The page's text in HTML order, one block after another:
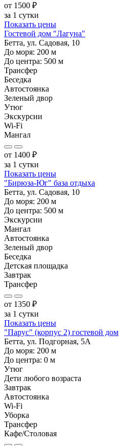
от 1500 ₽
за 1 сутки
Показать цены
Гостевой дом "Лагуна"
Бетта, ул. Садовая, 10
До моря: 200 м
До центра: 500 м
Трансфер
Беседка
Автостоянка
Зеленый двор
Утюг
Экскурсии
Wi-Fi
Мангал
от 1400 ₽
за 1 сутки
Показать цены
"Бирюза-Юг" база отдыха
Бетта, ул. Садовая, 10
До моря: 200 м
До центра: 500 м
Экскурсии
Мангал
Автостоянка
Зеленый двор
Беседка
Детская площадка
Завтрак
Трансфер
от 1350 ₽
за 1 сутки
Показать цены
"Парус" (корпус 2) гостевой дом
Бетта, ул. Подгорная, 5А
До моря: 200 м
До центра: 0 м
Утюг
Дети любого возраста
Завтрак
Автостоянка
Wi-Fi
Уборка
Трансфер
Кафе/Столовая